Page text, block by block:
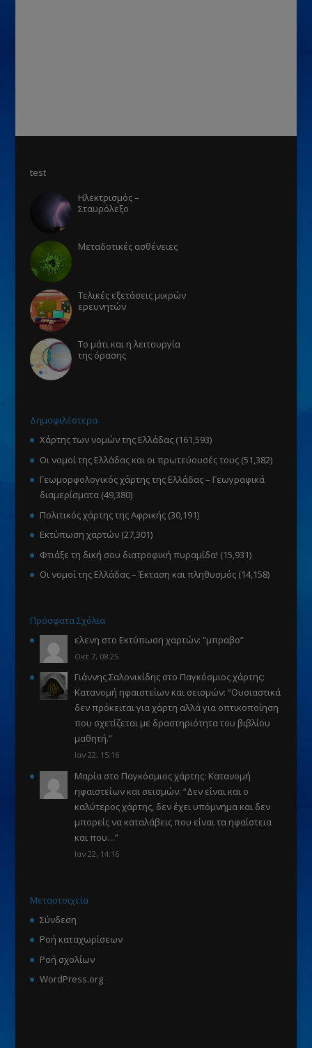
test
Ηλεκτρισμός –
Σταυρόλεξο
Μεταδοτικές ασθένειες
Τελικές εξετάσεις μικρών
ερευνητών
Το μάτι και η λειτουργία
της όρασης
Δημοφιλέστερα
Χάρτης των νομών της Ελλάδας (161,593)
Οι νομοί της Ελλάδας και οι πρωτεύουσές τους (51,382)
Γεωμορφολογικός χάρτης της Ελλάδας – Γεωγραφικά
διαμερίσματα (49,380)
Πολιτικός χάρτης της Αφρικής (30,191)
Εκτύπωση χαρτών (27,301)
Φτιάξε τη δική σου διατροφική πυραμίδα! (15,931)
Οι νομοί της Ελλάδας – Έκταση και πληθυσμός (14,158)
Πρόσφατα Σχόλια
ελενη στο Εκτύπωση χαρτών: “μπραβο”
Οκτ 7, 08:25
Γιάννης Σαλονικίδηςστο Παγκόσμιος χάρτης:
Κατανομή ηφαιστείων και σεισμών: “Ουσιαστικά
δεν πρόκειται για χάρτη αλλά για οπτικοποίηση
που σχετίζεται με δραστηριότητα του βιβλίου
μαθητή.”
Ιαν 22, 15:16
Μαρίαστο Παγκόσμιος χάρτης: Κατανομή
ηφαιστείων και σεισμών: “Δεν είναι και ο
καλύτερος χάρτης, δεν έχει υπόμνημα και δεν
μπορείς να καταλάβεις που είναι τα ηφαίστεια
και που…”
Ιαν 22, 14:16
Μεταστοιχεία
Σύνδεση
Ροή καταχωρίσεων
Ροή σχολίων
WordPress.org